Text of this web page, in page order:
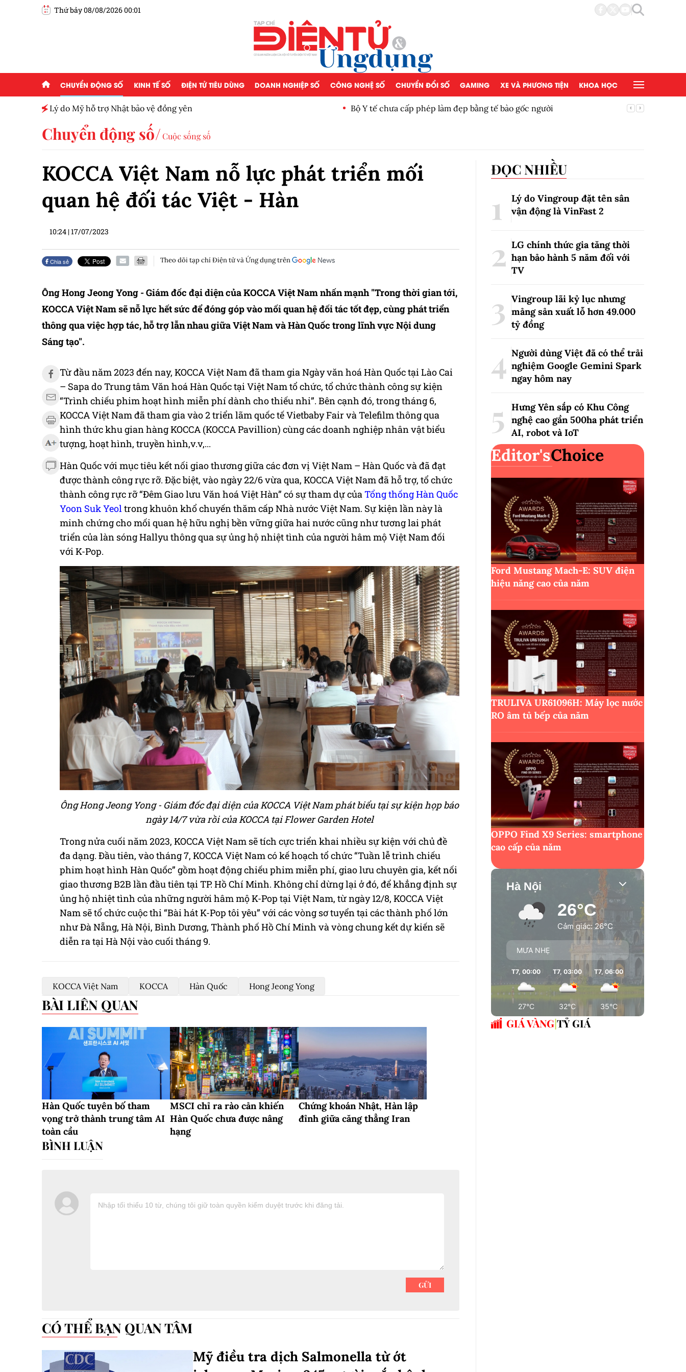
Thứ bảy 08/08/2026 00:01
CHUYỂN ĐỘNG SỐ KINH TẾ SỐ ĐIỆN TỬ TIÊU DÙNG DOANH NGHIỆP SỐ CÔNG NGHỆ SỐ CHUYỂN ĐỔI SỐ GAMING XE VÀ PHƯƠNG TIỆN KHOA HỌC
Lý do Mỹ hỗ trợ Nhật bảo vệ đồng yên Bộ Y tế chưa cấp phép làm đẹp bằng tế bào gốc người
Chuyển động số Cuộc sống số
KOCCA Việt Nam nỗ lực phát triển mối
quan hệ đối tác Việt - Hàn
10:24 |17/07/2023
Chia sẻ Theo dõi tạp chí Điện tử và Ứng dụng trên
Ông Hong Jeong Yong - Giám đốc đại diện của KOCCA Việt Nam nhấn mạnh "Trong thời gian tới,
KOCCA Việt Nam sẽ nỗ lực hết sức để đóng góp vào mối quan hệ đối tác tốt đẹp, cùng phát triển
thông qua việc hợp tác, hỗ trợ lẫn nhau giữa Việt Nam và Hàn Quốc trong lĩnh vực Nội dung
Sáng tạo".
Từ đầu năm 2023 đến nay, KOCCA Việt Nam đã tham gia Ngày văn hoá Hàn Quốc tại Lào Cai
– Sapa do Trung tâm Văn hoá Hàn Quốc tại Việt Nam tổ chức, tổ chức thành công sự kiện
“Trình chiếu phim hoạt hình miễn phí dành cho thiếu nhi”. Bên cạnh đó, trong tháng 6,
KOCCA Việt Nam đã tham gia vào 2 triển lãm quốc tế Vietbaby Fair và Telefilm thông qua
hình thức khu gian hàng KOCCA (KOCCA Pavillion) cùng các doanh nghiệp nhân vật biểu
tượng, hoạt hình, truyền hình,v.v,...
Hàn Quốc với mục tiêu kết nối giao thương giữa các đơn vị Việt Nam – Hàn Quốc và đã đạt
được thành công rực rỡ. Đặc biệt, vào ngày 22/6 vừa qua, KOCCA Việt Nam đã hỗ trợ, tổ chức
thành công rực rỡ “Đêm Giao lưu Văn hoá Việt Hàn” có sự tham dự củaTổng thống Hàn Quốc
Yoon Suk Yeoltrong khuôn khổ chuyến thăm cấp Nhà nước Việt Nam. Sự kiện lần này là
minh chứng cho mối quan hệ hữu nghị bền vững giữa hai nước cũng như tương lai phát
triển của làn sóng Hallyu thông qua sự ủng hộ nhiệt tình của người hâm mộ Việt Nam đối
với K-Pop.
Ông Hong Jeong Yong - Giám đốc đại diện của KOCCA Việt Nam phát biểu tạisự kiện họp báo
ngày 14/7 vừa rồi của KOCCA tại Flower Garden Hotel
Trong nửa cuối năm 2023, KOCCA Việt Nam sẽ tích cực triển khai nhiều sự kiện với chủ đề
đa dạng. Đầu tiên, vào tháng 7, KOCCA Việt Nam có kế hoạch tổ chức “Tuần lễ trình chiếu
phim hoạt hình Hàn Quốc” gồm hoạt động chiếu phim miễn phí, giao lưu chuyên gia, kết nối
giao thương B2B lần đầu tiên tại TP. Hồ Chí Minh. Không chỉ dừng lại ở đó, để khẳng định sự
ủng hộ nhiệt tình của những người hâm mộ K-Pop tại Việt Nam, từ ngày 12/8, KOCCA Việt
Nam sẽ tổ chức cuộc thi “Bài hát K-Pop tôi yêu” với các vòng sơ tuyển tại các thành phố lớn
như Đà Nẵng, Hà Nội, Bình Dương, Thành phố Hồ Chí Minh và vòng chung kết dự kiến sẽ
diễn ra tại Hà Nội vào cuối tháng 9.
KOCCA Việt Nam KOCCA Hàn Quốc Hong Jeong Yong
BÀI LIÊN QUAN
Hàn Quốc tuyên bố tham
vọng trở thành trung tâm AI
toàn cầu
MSCI chỉ ra rào cản khiến
Hàn Quốc chưa được nâng
hạng
Chứng khoán Nhật, Hàn lập
đỉnh giữa căng thẳng Iran
CÓ THỂ BẠN QUAN TÂM
Mỹ điều tra dịch Salmonella từ ớt
ĐỌC NHIỀU
Lý do Vingroup đặt tên sân
vận động là VinFast2
LG chính thức gia tăng thời
hạn bảo hành 5 năm đối với
TV
Vingroup lãi kỷ lục nhưng
mảng sản xuất lỗ hơn 49.000
tỷ đồng
Người dùng Việt đã có thể trải
nghiệm Google Gemini Spark
ngay hôm nay
Hưng Yên sắp có Khu Công
nghệ cao gần 500ha phát triển
AI, robot và IoT
Editor'sChoice
Ford Mustang Mach-E: SUV điện
hiệu năng cao của năm
TRULIVA UR61096H: Máy lọc nước
RO âm tủ bếp của năm
OPPO Find X9 Series: smartphone
cao cấp của năm
Hà Nội
26°C
Cảm giác: 26°C
MƯA NHẸ
T7, 00:00
27°C
T7, 03:00
32°C
T7, 06:00
35°C
GIÁ VÀNG TỶ GIÁ